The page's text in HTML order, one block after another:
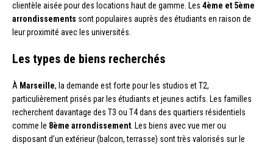
clientèle aisée pour des locations haut de gamme. Les 4ème et 5ème
arrondissements sont populaires auprès des étudiants en raison de
leur proximité avec les universités.
Les types de biens recherchés
À Marseille, la demande est forte pour les studios et T2,
particulièrement prisés par les étudiants et jeunes actifs. Les familles
recherchent davantage des T3 ou T4 dans des quartiers résidentiels
comme le 8ème arrondissement. Les biens avec vue mer ou
disposant d’un extérieur (balcon, terrasse) sont très valorisés sur le